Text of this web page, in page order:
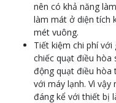
nên có khả năng
làm mát ở diện tích
mét vuông.
Tiết kiệm chi phí
chiếc quạt điều hòa
động quạt điều hòa
với máy lạnh. Vì
đáng kể với thiết bị